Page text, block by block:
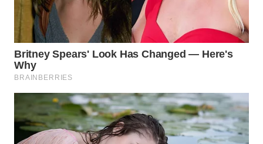
MAJALENGKA
WN
SUBANG
WN
WN
PURWAKARTA